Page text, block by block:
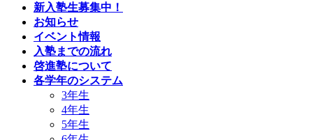
新入塾生募集中！
お知らせ
イベント情報
入塾までの流れ
啓進塾について
各学年のシステム
3年生
4年生
5年生